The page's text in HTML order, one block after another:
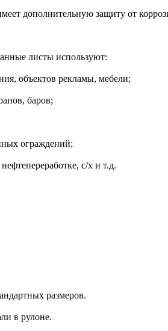
дополнительную защиту от
листы используют:
объектов рекламы, мебели;
баров;
ограждений;
с/х и т.д.
размеров.
в рулоне.